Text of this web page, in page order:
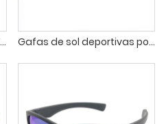
Gafas de sol polarizadas para ciclismo de montaña, deportivas, para hombre Gafas de sol deportivas polarizadas OEM para hombre y mujer, montura irrompible, para ciclismo y pesca, protección UV400.